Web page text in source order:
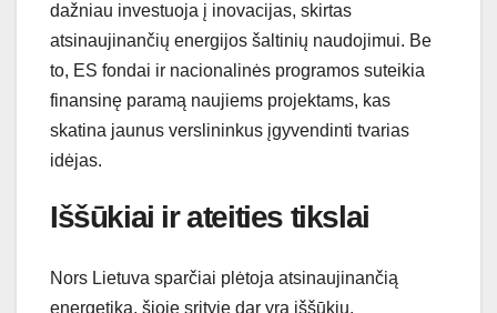
dažniau investuoja į inovacijas, skirtas
atsinaujinančių energijos šaltinių naudojimui. Be
to, ES fondai ir nacionalinės programos suteikia
finansinę paramą naujiems projektams, kas
skatina jaunus verslininkus įgyvendinti tvarias
idėjas.
Iššūkiai ir ateities tikslai
Nors Lietuva sparčiai plėtoja atsinaujinančią
energetiką, šioje srityje dar yra iššūkių.